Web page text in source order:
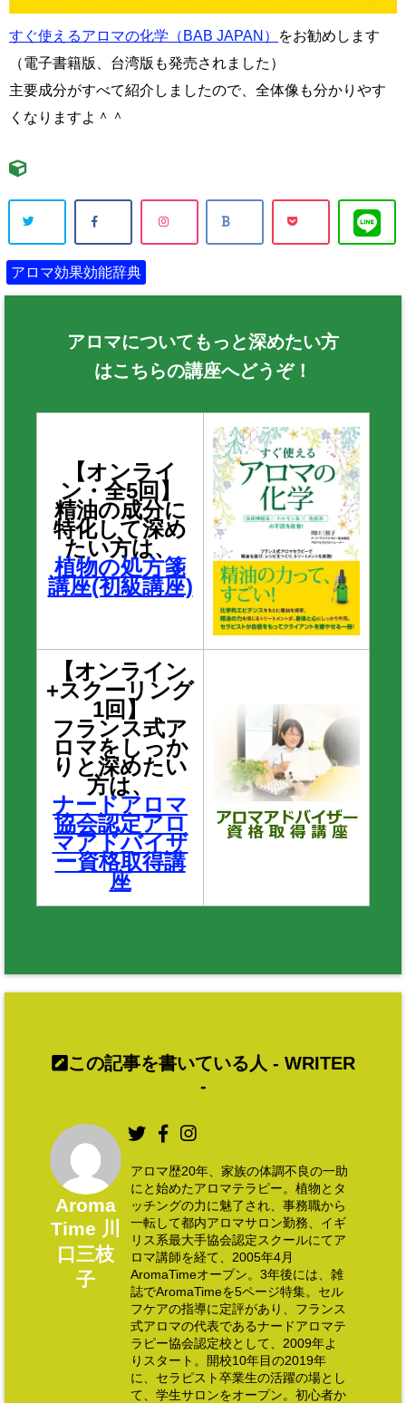
すぐ使えるアロマの化学（BAB JAPAN）
をお勧めします
（電子書籍版、台湾版も発売されました）
主要成分がすべて紹介しましたので、全体像も分かりやす
くなりますよ＾＾
アロマ効果効能辞典
アロマについてもっと深めたい方
はこちらの講座へどうぞ！
【オンライ
ン・全5回】
精油の成分に
特化して深め
たい方は、
植物の処方箋
講座(初級講座)
【オンライン
+スクーリング
1回】
フランス式ア
ロマをしっか
りと深めたい
方は、
ナードアロマ
協会認定アロ
マアドバイザ
ー資格取得講
座
この記事を書いている人 - WRITER
-
Aroma
Time 川
口三枝
子
アロマ歴20年、家族の体調不良の一助
にと始めたアロマテラピー。植物とタ
ッチングの力に魅了され、事務職から
一転して都内アロマサロン勤務、イギ
リス系最大手協会認定スクールにてア
ロマ講師を経て、2005年4月
AromaTimeオープン。3年後には、雑
誌でAromaTimeを5ページ特集。セル
フケアの指導に定評があり、フランス
式アロマの代表であるナードアロマテ
ラピー協会認定校として、2009年よ
りスタート。開校10年目の2019年
に、セラピスト卒業生の活躍の場とし
て、学生サロンをオープン。初心者か